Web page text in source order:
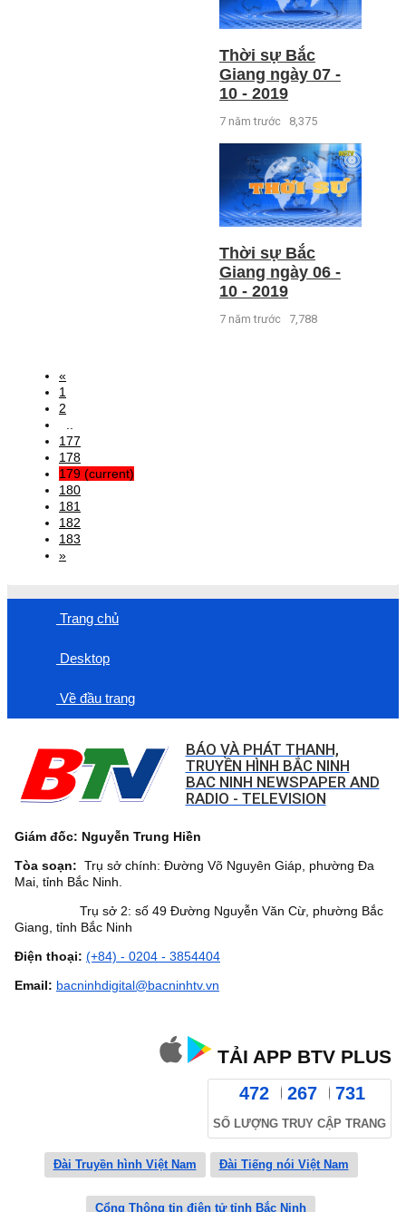
Thời sự Bắc
Giang ngày 07 -
10 - 2019
7 năm trước 8,375
Thời sự Bắc
Giang ngày 06 -
10 - 2019
7 năm trước 7,788
«
1
2
177
178
179 (current)
180
181
182
183
»
Trang chủ
Desktop
Về đầu trang
BÁO VÀ PHÁT THANH,
TRUYỀN HÌNH BẮC NINH
BAC NINH NEWSPAPER AND
RADIO - TELEVISION
Giám đốc: Nguyễn Trung Hiền
Tòa soạn: Trụ sở chính: Đường Võ Nguyên Giáp, phường Đa
Mai, tỉnh Bắc Ninh.
Trụ sở 2: số 49 Đường Nguyễn Văn Cừ, phường Bắc
Giang, tỉnh Bắc Ninh
Điện thoại: (+84) - 0204 - 3854404
Email: bacninhdigital@bacninhtv.vn
TẢI APP BTV PLUS
472 267 731
SỐ LƯỢNG TRUY CẬP TRANG
Đài Truyền hình Việt Nam Đài Tiếng nói Việt Nam
Cổng Thông tin điện tử tỉnh Bắc Ninh